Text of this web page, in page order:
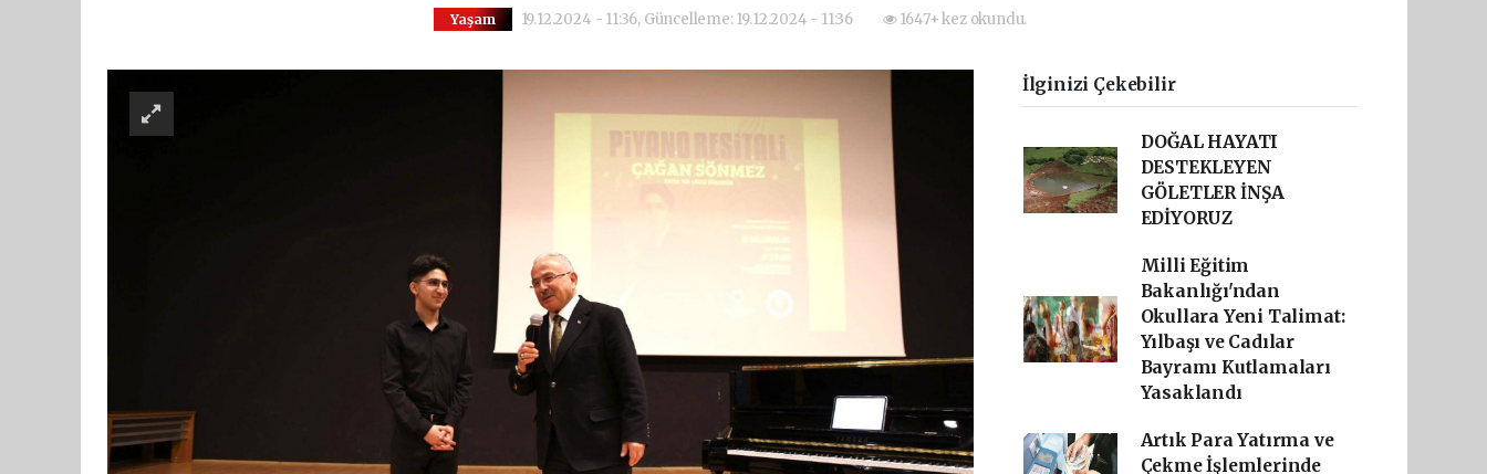
Yaşam 19.12.2024 - 11:36, Güncelleme: 19.12.2024 - 11:36 1647+ kez okundu.
İlginizi Çekebilir
DOĞAL HAYATI
DESTEKLEYEN
GÖLETLER İNŞA
EDİYORUZ
Milli Eğitim
Bakanlığı'ndan
Okullara Yeni Talimat:
Yılbaşı ve Cadılar
Bayramı Kutlamaları
Yasaklandı
Artık Para Yatırma ve
Çekme İşlemlerinde